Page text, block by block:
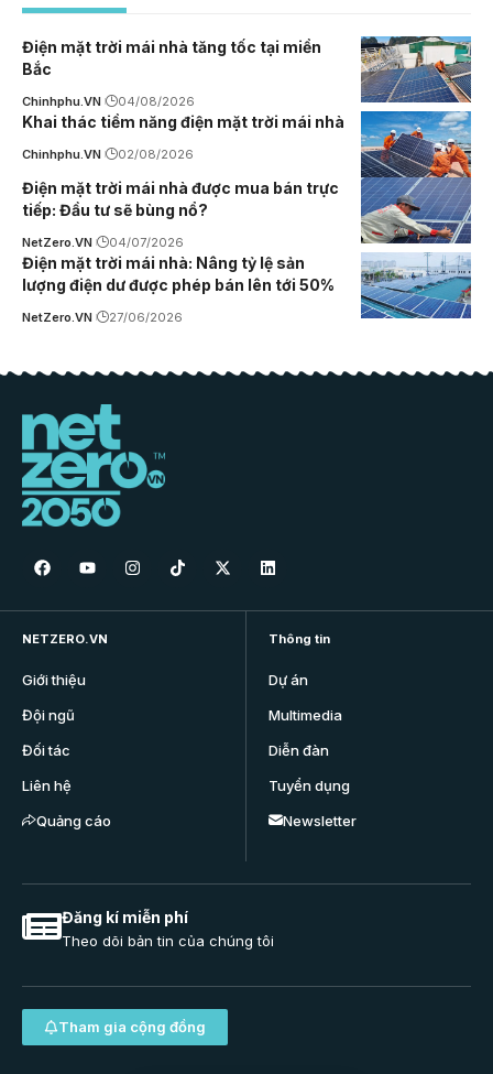
Điện mặt trời mái nhà tăng tốc tại miền
Bắc
Chinhphu.VN 04/08/2026
Khai thác tiềm năng điện mặt trời mái nhà
Chinhphu.VN 02/08/2026
Điện mặt trời mái nhà được mua bán trực
tiếp: Đầu tư sẽ bùng nổ?
NetZero.VN 04/07/2026
Điện mặt trời mái nhà: Nâng tỷ lệ sản
lượng điện dư được phép bán lên tới 50%
NetZero.VN 27/06/2026
NETZERO.VN
Giới thiệu
Đội ngũ
Đối tác
Liên hệ
Quảng cáo
Thông tin
Dự án
Multimedia
Diễn đàn
Tuyển dụng
Newsletter
Đăng kí miễn phí
Theo dõi bản tin của chúng tôi
Tham gia cộng đồng